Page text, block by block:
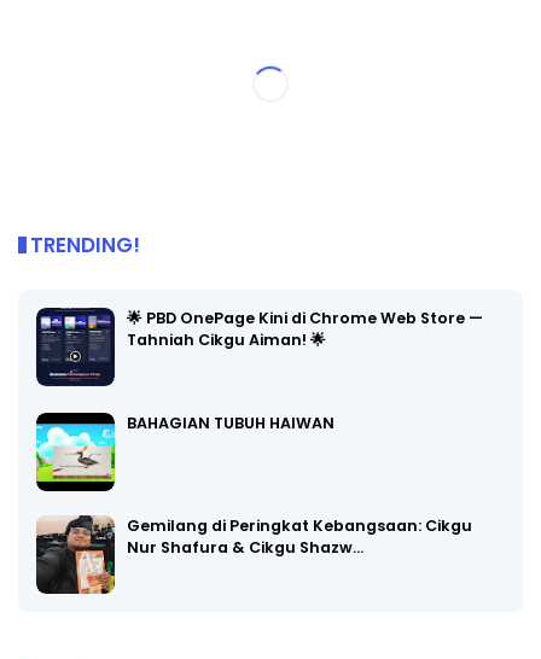
TRENDING!
🌟 PBD OnePage Kini di Chrome Web Store —
Tahniah Cikgu Aiman! 🌟
BAHAGIAN TUBUH HAIWAN
Gemilang di Peringkat Kebangsaan: Cikgu
Nur Shafura & Cikgu Shazw…